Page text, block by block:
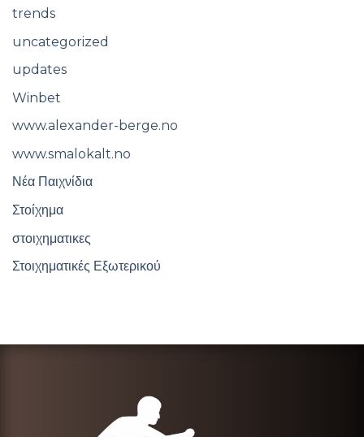
trends
uncategorized
updates
Winbet
www.alexander-berge.no
www.smalokalt.no
Νέα Παιχνίδια
Στοίχημα
στοιχηματικες
Στοιχηματικές Εξωτερικού